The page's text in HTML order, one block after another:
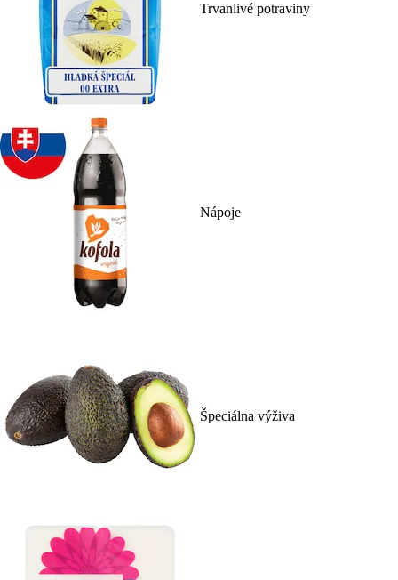
Trvanlivé potraviny
Nápoje
Špeciálna výživa